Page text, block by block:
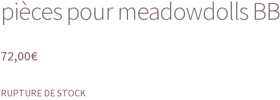
pièces pour meadowdolls BB
72,00€
RUPTURE DE STOCK